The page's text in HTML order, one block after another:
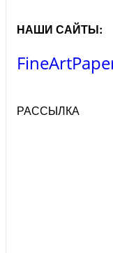
НАШИ САЙТЫ:
РАССЫЛКА